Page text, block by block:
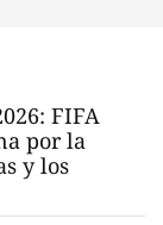
FIFA
por la
y los